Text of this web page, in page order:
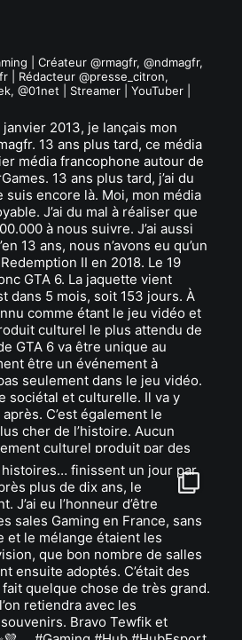
| Créateur @rmagfr, @ndmagfr,
| Rédacteur @presse_citron,
@01net | Streamer | YouTuber |